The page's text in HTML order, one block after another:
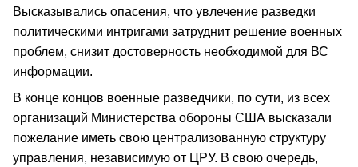
Высказывались опасения, что увлечение разведки
политическими интригами затруднит решение военных
проблем, снизит достоверность необходимой для ВС
информации.
В конце концов военные разведчики, по сути, из всех
организаций Министерства обороны США высказали
пожелание иметь свою централизованную структуру
управления, независимую от ЦРУ. В свою очередь,